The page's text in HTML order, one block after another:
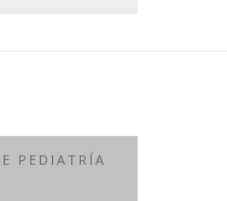
PEDIATRÍA